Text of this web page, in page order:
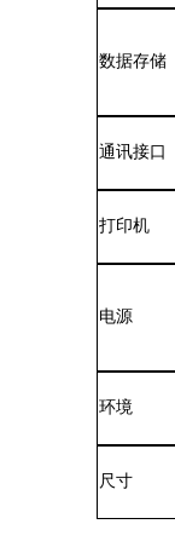
数据存储
通讯接口
打印机
电源
环境
尺寸